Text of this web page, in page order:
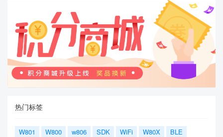
热门标签
W801 W800 w806 SDK WiFi W80X
BLE